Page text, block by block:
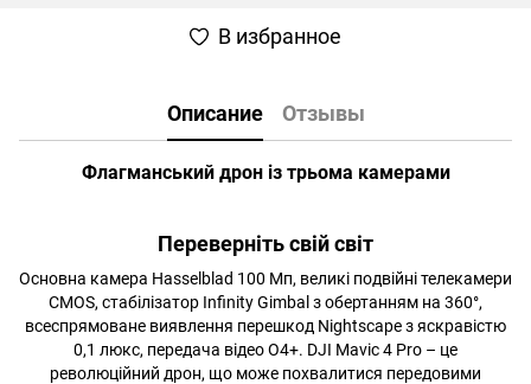
В избранное
Описание Отзывы
Флагманський дрон із трьома камерами
Переверніть свій світ
Основна камера Hasselblad 100 Мп, великі подвійні телекамери
CMOS, стабілізатор Infinity Gimbal з обертанням на 360°,
всеспрямоване виявлення перешкод Nightscape з яскравістю
0,1 люкс, передача відео O4+. DJI Mavic 4 Pro – це
революційний дрон, що може похвалитися передовими